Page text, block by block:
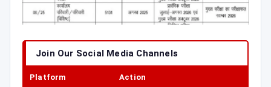
Join Our Social Media Channels
Platform Action